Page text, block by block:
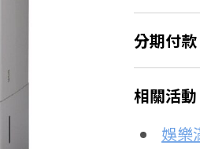
分期付款
＊實際
信用卡
相關活動
娛樂